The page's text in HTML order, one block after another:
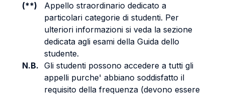
(**)
Appello straordinario dedicato a
particolari categorie di studenti. Per
ulteriori informazioni si veda la sezione
dedicata agli esami della Guida dello
studente.
N.B. Gli studenti possono accedere a tutti gli
appelli purche' abbiano soddisfatto il
requisito della frequenza (devono essere